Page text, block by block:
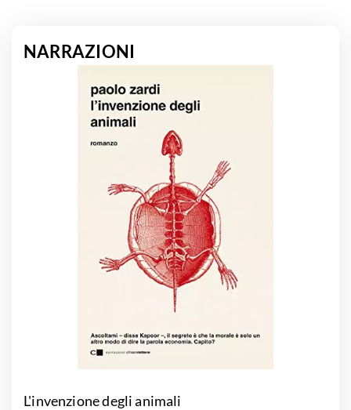
NARRAZIONI
L'invenzione degli animali